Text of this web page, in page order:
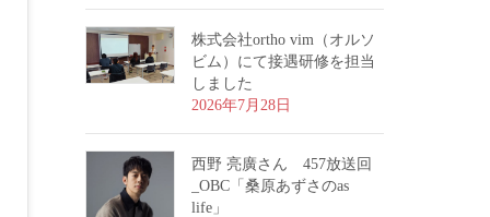
株式会社ortho vim（オルソ
ビム）にて接遇研修を担当
しました
2026年7月28日
西野 亮廣さん 457放送回
_OBC「桑原あずさのas
life」